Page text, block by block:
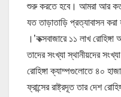
শুরু করতে হবে। আমরা আর
যত তাড়াতাড়ি প্রত্যাবাসন
।’কক্সবাজারে ১১ লাখ
তাদের সংখ্যা স্থানীয়দের
রোহিঙ্গা ক্যাম্পগুলোতে ৪০
ফ্রান্সের রাষ্ট্রদূত তার দেশ